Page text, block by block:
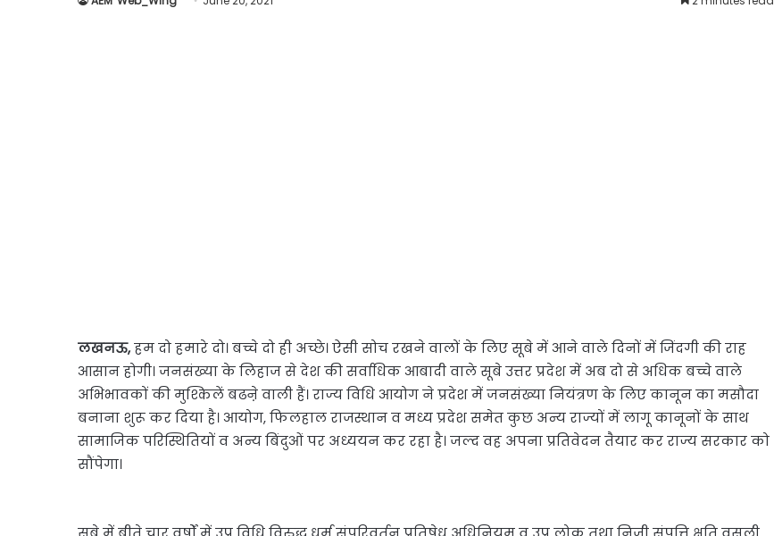
लखनऊ,हम दो हमारे दो। बच्चे दो ही अच्छे। ऐसी सोच रखने वालों के लिए सूबे में आने वाले दिनों में जि‍ंदगी की राह
आसान होगी। जनसंख्या के लिहाज से देश की सर्वाधिक आबादी वाले सूबे उत्तर प्रदेश में अब दो से अधिक बच्चे वाले
अभिभावकों की मुश्किलें बढऩे वाली हैं। राज्य विधि आयोग ने प्रदेश में जनसंख्या नियंत्रण के लिए कानून का मसौदा
बनाना शुरू कर दिया है। आयोग, फिलहाल राजस्थान व मध्य प्रदेश समेत कुछ अन्य राज्यों में लागू कानूनों के साथ
सामाजिक परिस्थितियों व अन्य बि‍ंदुओं पर अध्ययन कर रहा है। जल्द वह अपना प्रतिवेदन तैयार कर राज्य सरकार को
सौंपेगा।